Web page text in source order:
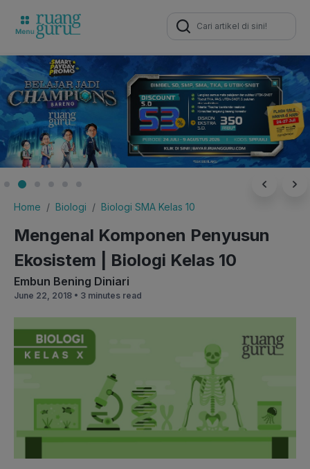
Search
for:
Home Biologi Biologi SMA Kelas 10
Mengenal Komponen Penyusun
Ekosistem | Biologi Kelas 10
Embun Bening Diniari
June 22, 2018 • 3 minutes read